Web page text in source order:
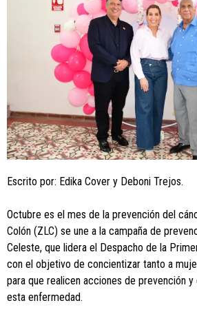
Escrito por: Edika Cover y Deboni Trejos.
Octubre es el mes de la prevención del
Colón (ZLC) se une a la campaña de
Celeste, que lidera el Despacho de la
con el objetivo de concientizar tanto a
para que realicen acciones de prevención
esta enfermedad.